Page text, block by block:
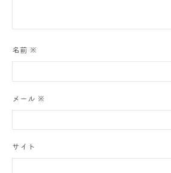
名前 ※
メール ※
サイト